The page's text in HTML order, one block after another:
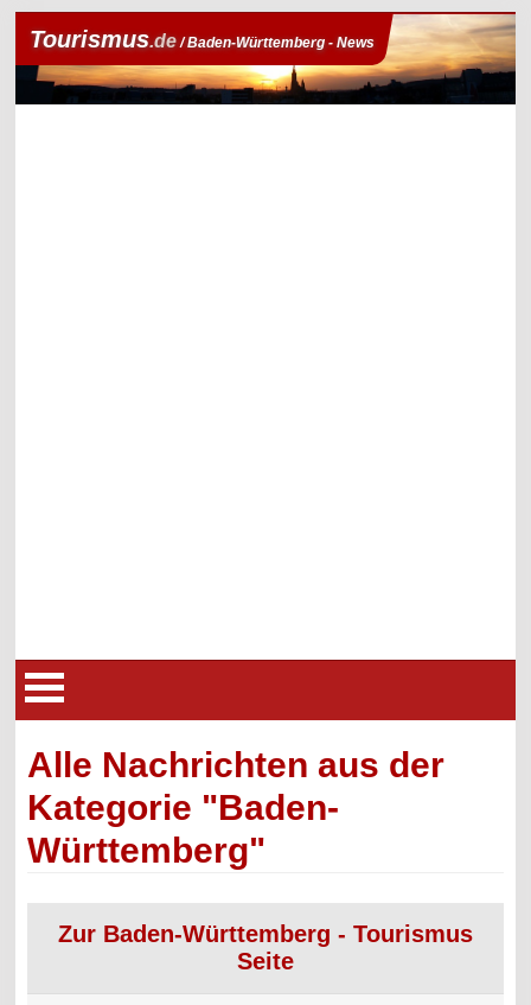
Tourismus.de/ Baden-Württemberg - News
Alle Nachrichten aus der
Kategorie "Baden-
Württemberg"
Zur Baden-Württemberg - Tourismus
Seite